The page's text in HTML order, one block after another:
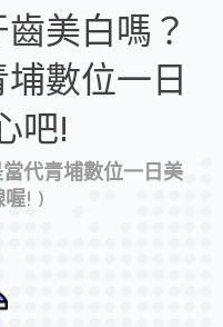
美白嗎？
數位一日
吧!
代青埔數位一日美
喔! )